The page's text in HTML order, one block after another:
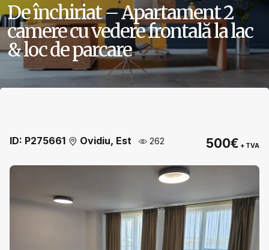
De închiriat – Apartament 2
camere cu vedere frontală la lac
& loc de parcare
ID: P275661 Ovidiu, Est 262 500€ + TVA